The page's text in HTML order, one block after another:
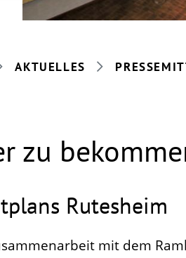
AKTUELLES
zu
Rutesheim
mit dem